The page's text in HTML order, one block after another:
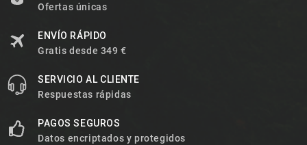
Ofertas únicas
ENVÍO RÁPIDO
Gratis desde 349 €
SERVICIO AL CLIENTE
Respuestas rápidas
PAGOS SEGUROS
Datos encriptados y protegidos